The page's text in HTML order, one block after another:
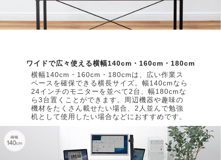
ワイドで広々使える横幅140cm・160cm・180cm
横幅140cm・160cm・180cmは、広い作業ス
ペースを確保できる横長サイズ。幅140cmなら
24インチのモニターを並べて2台、幅180cmな
ら3台置くことができます。周辺機器や趣味の
機材をたくさん載せたい場合、2人並んで勉強
机として使用したい場合などにおすすめです。